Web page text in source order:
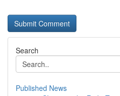
Search
Published News